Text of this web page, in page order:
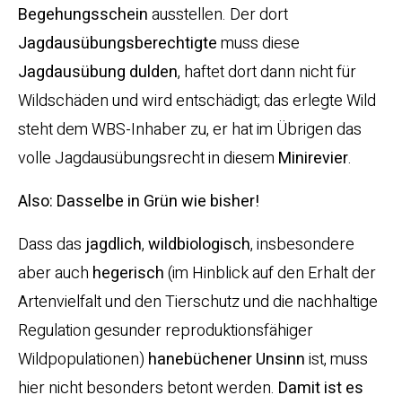
Begehungsscheinausstellen. Der dort
Jagdausübungsberechtigtemuss diese
Jagdausübung dulden, haftet dort dann nicht für
Wildschäden und wird entschädigt; das erlegte Wild
steht dem WBS-Inhaber zu, er hat im Übrigen das
volle Jagdausübungsrecht in diesem Minirevier.
Also: Dasselbe in Grün wie bisher!
Dass das jagdlich,wildbiologisch, insbesondere
aber auch hegerisch(im Hinblick auf den Erhalt der
Artenvielfalt und den Tierschutz und die nachhaltige
Regulation gesunder reproduktionsfähiger
Wildpopulationen) hanebüchenerUnsinnist, muss
hier nicht besonders betont werden. Damit ist es